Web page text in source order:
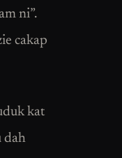
ni”.
cakap
kat
dah